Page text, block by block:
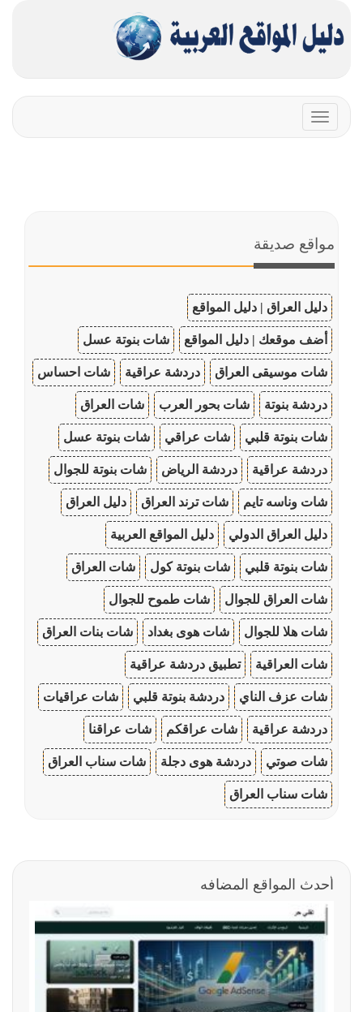
Toggle
navigation
مواقع صديقة
دليل العراق | دليل المواقع
أضف موقعك | دليل المواقع شات بنوتة عسل
شات موسيقى العراق دردشة عراقية شات احساس
دردشة بنوتة شات بحور العرب شات العراق
شات بنوتة قلبي شات عراقي شات بنوتة عسل
دردشة عراقية دردشة الرياض شات بنوتة للجوال
شات وناسه تايم شات ترند العراق دليل العراق
دليل العراق الدولي دليل المواقع العربية
شات بنوتة قلبي شات بنوتة كول شات العراق
شات العراق للجوال شات طموح للجوال
شات هلا للجوال شات هوى بغداد شات بنات العراق
شات العراقية تطبيق دردشة عراقية
شات عزف الناي دردشة بنوتة قلبي شات عراقيات
دردشة عراقية شات عراقكم شات عراقنا
شات صوتي دردشة هوى دجلة شات سناب العراق
شات سناب العراق
أحدث المواقع المضافه